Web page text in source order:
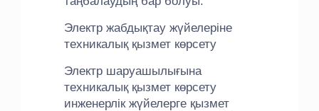
Электр жабдықтау жүйелеріне
техникалық қызмет көрсету
Электр шаруашылығына
техникалық қызмет көрсету
инженерлік жүйелерге қызмет